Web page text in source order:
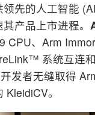
领先的人工智能
产品上市进程。
CPU、Arm
系统互连
发者无缝取得
。